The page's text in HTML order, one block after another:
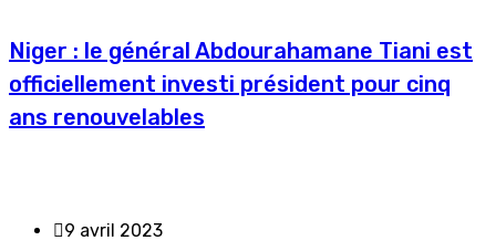
Niger : le général Abdourahamane Tiani est
officiellement investi président pour cinq
ans renouvelables
9 avril 2023